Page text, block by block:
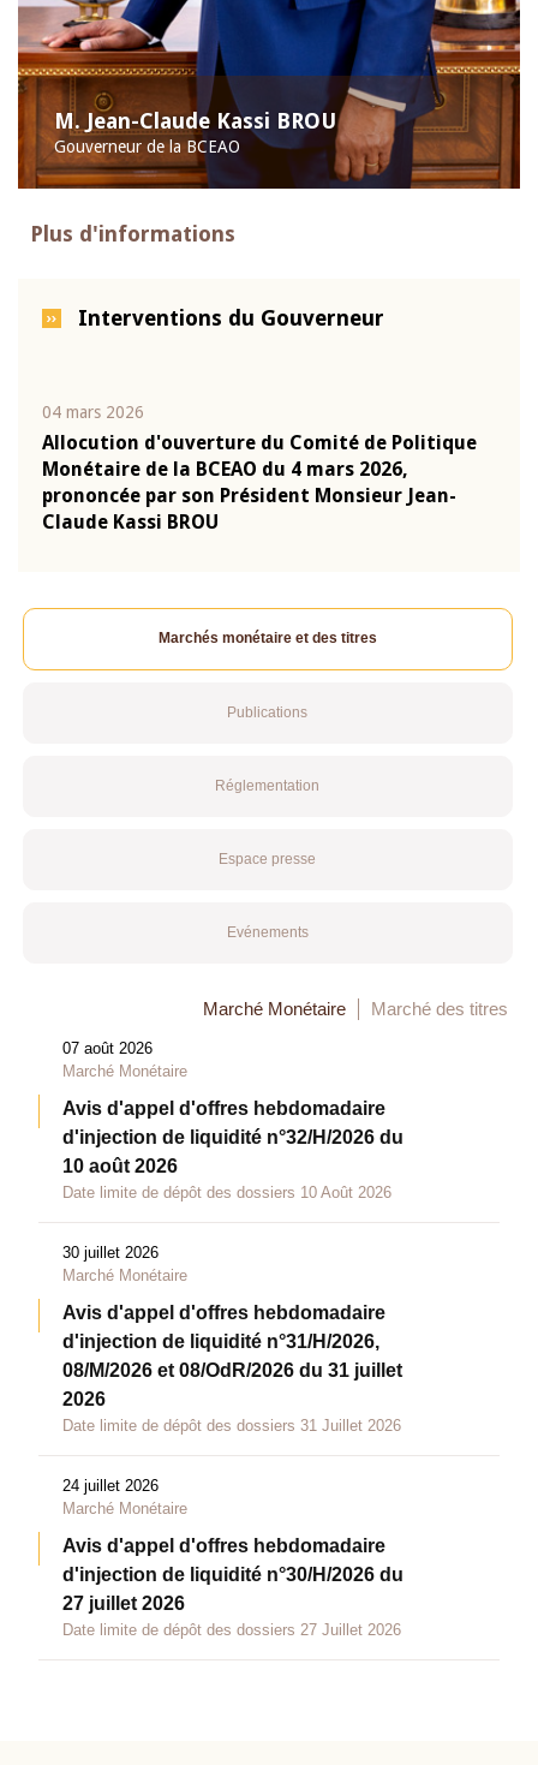
M. Jean-Claude Kassi BROU
Gouverneur de la BCEAO
Plus d'informations
Interventions du Gouverneur
04 mars 2026
Allocution d'ouverture du Comité de Politique
Monétaire de la BCEAO du 4 mars 2026,
prononcée par son Président Monsieur Jean-
Claude Kassi BROU
Marchés monétaire et des titres
Publications
Réglementation
Espace presse
Evénements
Marché Monétaire Marché des titres
07 août 2026
Marché Monétaire
Avis d'appel d'offres hebdomadaire
d'injection de liquidité n°32/H/2026 du
10 août 2026
Date limite de dépôt des dossiers 10 Août 2026
30 juillet 2026
Marché Monétaire
Avis d'appel d'offres hebdomadaire
d'injection de liquidité n°31/H/2026,
08/M/2026 et 08/OdR/2026 du 31 juillet
2026
Date limite de dépôt des dossiers 31 Juillet 2026
24 juillet 2026
Marché Monétaire
Avis d'appel d'offres hebdomadaire
d'injection de liquidité n°30/H/2026 du
27 juillet 2026
Date limite de dépôt des dossiers 27 Juillet 2026